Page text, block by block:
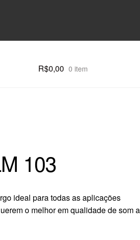
R$0,00 0 item
103
ideal para todas as aplicações
o melhor em qualidade de som